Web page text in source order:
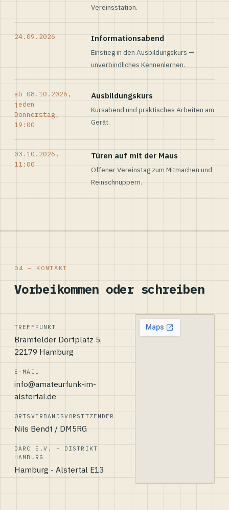
Vereinsstation.
24.09.2026 Informationsabend
Einstieg in den Ausbildungskurs —
unverbindliches Kennenlernen.
ab 08.10.2026,
jeden
Donnerstag,
19:00
Ausbildungskurs
Kursabend und praktisches Arbeiten am
Gerät.
03.10.2026,
11:00
Türen auf mit der Maus
Offener Vereinstag zum Mitmachen und
Reinschnuppern.
04 — KONTAKT
Vorbeikommen oder schreiben
TREFFPUNKT
Bramfelder Dorfplatz 5,
22179 Hamburg
E-MAIL
info@amateurfunk-im-
alstertal.de
ORTSVERBANDSVORSITZENDER
Nils Bendt / DM5RG
DARC E.V. - DISTRIKT
HAMBURG
Hamburg - Alstertal E13